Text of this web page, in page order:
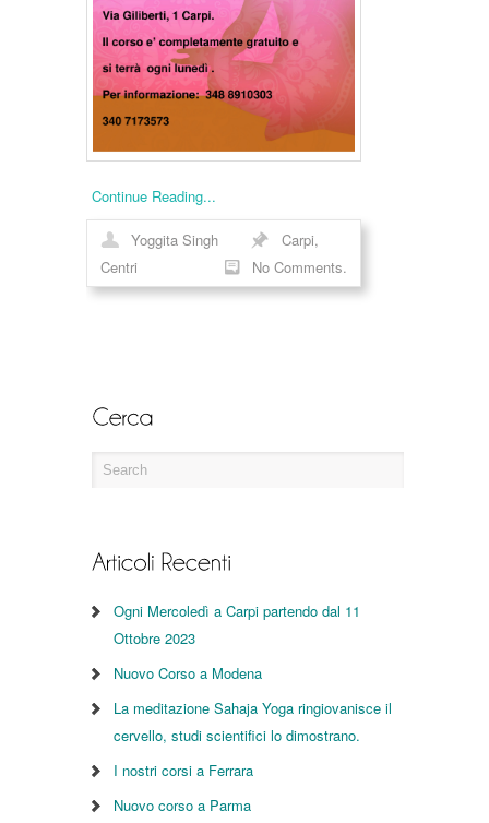
Continue Reading...
Yoggita Singh Carpi,
Centri
No Comments.
Ogni Mercoledì a Carpi partendo dal 11
Ottobre 2023
Nuovo Corso a Modena
La meditazione Sahaja Yoga ringiovanisce il
cervello, studi scientifici lo dimostrano.
I nostri corsi a Ferrara
Nuovo corso a Parma